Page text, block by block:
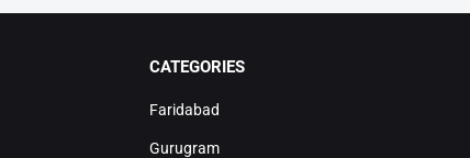
CATEGORIES
Faridabad
Gurugram